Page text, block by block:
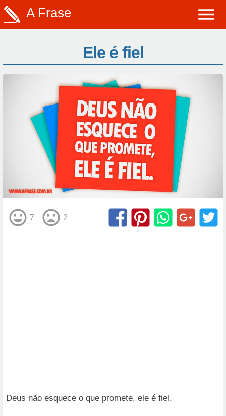
A Frase
Ele é fiel
7 2
Deus não esquece o que promete, ele é fiel.